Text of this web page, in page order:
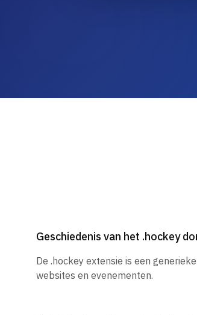
Geschiedenis van het .hockey
De .hockey extensie is een
websites en evenementen.